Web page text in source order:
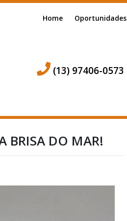
Home Oportunidades
(13) 97406-0573
BRISA DO MAR!